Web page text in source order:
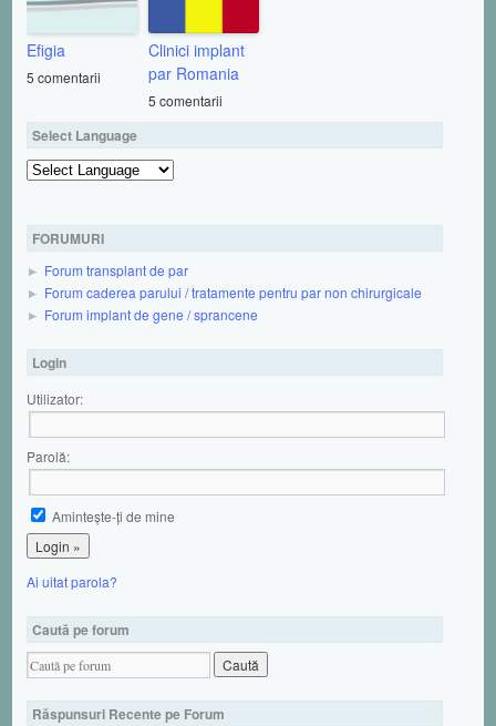
Efigia
5 comentarii
Clinici implant
par Romania
5 comentarii
Select Language
FORUMURI
Forum transplant de par
Forum caderea parului / tratamente pentru par non chirurgicale
Forum implant de gene / sprancene
Login
Utilizator:
Parolă:
Aminteşte-ţi de mine
Ai uitat parola?
Caută pe forum
Răspunsuri Recente pe Forum